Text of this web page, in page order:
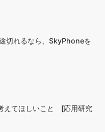
切れるなら、SkyPhoneを
えてほしいこと [応用研究